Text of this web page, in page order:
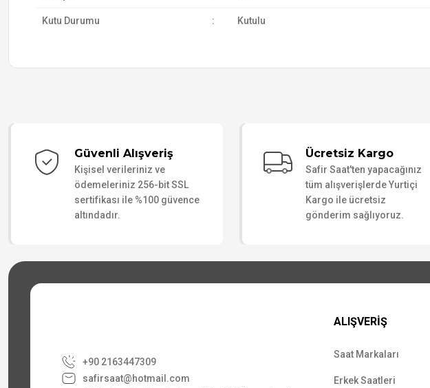
Kutu Durumu : Kutulu
Güvenli Alışveriş
Kişisel verileriniz ve
ödemeleriniz 256-bit SSL
sertifikası ile %100 güvence
altındadır.
Ücretsiz Kargo
Safir Saat'ten yapacağınız
tüm alışverişlerde Yurtiçi
Kargo ile ücretsiz
gönderim sağlıyoruz.
+90 2163447309
safirsaat@hotmail.com
ALIŞVERİŞ
Saat Markaları
Erkek Saatleri